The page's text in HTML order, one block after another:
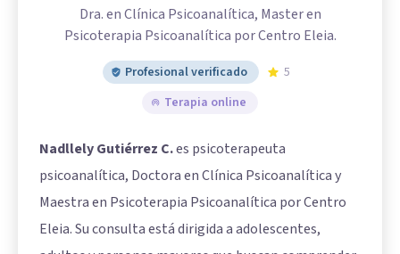
Dra. en Clínica Psicoanalítica, Master en
Psicoterapia Psicoanalítica por Centro Eleia.
Profesional verificado
5
Terapia online
Nadllely Gutiérrez C.es psicoterapeuta
psicoanalítica, Doctora en Clínica Psicoanalítica y
Maestra en Psicoterapia Psicoanalítica por Centro
Eleia. Su consulta está dirigida a adolescentes,